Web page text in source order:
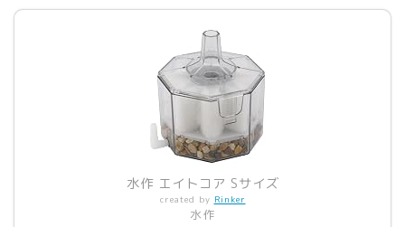
水作 エイトコア Sサイズ
created by Rinker
水作